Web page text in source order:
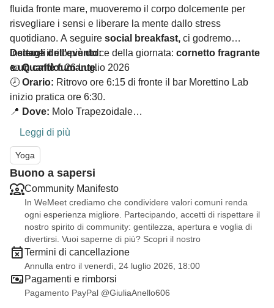
fluida fronte mare, muoveremo il corpo dolcemente per
risvegliare i sensi e liberare la mente dallo stress
quotidiano. A seguire social breakfast, ci godremo
insieme il rito più dolce della giornata: cornetto fragrante
e un caffè fumante.
Dettagli dell'evento:
📅Quando:26 Luglio 2026
🕗 Orario: Ritrovo ore 6:15 di fronte il bar Morettino Lab
inizio pratica ore 6:30.
📍 Dove: Molo Trapezoidale
🧘 Cosa portare:
voglia di stare bene.
💰Costo:
👥 Evento confermato con un minimo di 5 partecipanti
Leggi di più
Yoga
Buono a sapersi
Community Manifesto
In WeMeet crediamo che condividere valori comuni renda
ogni esperienza migliore. Partecipando, accetti di rispettare il
nostro spirito di community: gentilezza, apertura e voglia di
divertirsi. Vuoi saperne di più? Scopri il nostro
Termini di cancellazione
Annulla entro il venerdì, 24 luglio 2026, 18:00
Pagamenti e rimborsi
Pagamento PayPal @GiuliaAnello606